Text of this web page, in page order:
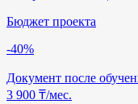
Бюджет проекта
-40%
Документ после
3 900 ₸/мес.